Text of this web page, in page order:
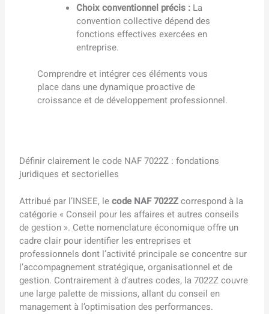
Choix conventionnel précis : La
convention collective dépend des
fonctions effectives exercées en
entreprise.
Comprendre et intégrer ces éléments vous
place dans une dynamique proactive de
croissance et de développement professionnel.
Définir clairement le code NAF 7022Z : fondations
juridiques et sectorielles
Attribué par l’INSEE, lecode NAF 7022Zcorrespond à la
catégorie « Conseil pour les affaires et autres conseils
de gestion ». Cette nomenclature économique offre un
cadre clair pour identifier les entreprises et
professionnels dont l’activité principale se concentre sur
l’accompagnement stratégique, organisationnel et de
gestion. Contrairement à d’autres codes, la 7022Z couvre
une large palette de missions, allant du conseil en
management à l’optimisation des performances.